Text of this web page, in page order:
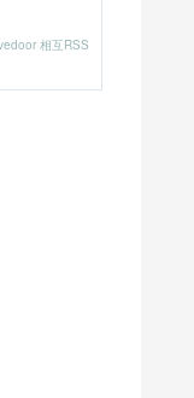
相互RSS